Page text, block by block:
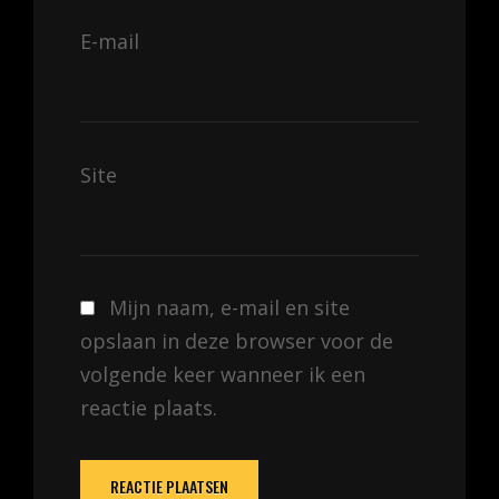
E-mail
Site
Mijn naam, e-mail en site
opslaan in deze browser voor de
volgende keer wanneer ik een
reactie plaats.